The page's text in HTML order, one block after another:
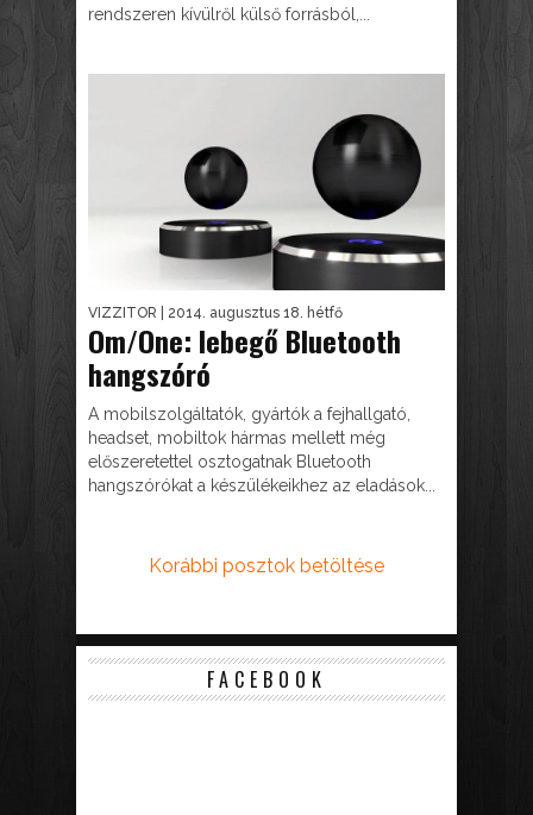
rendszeren kívülről külső forrásból,...
VIZZITOR | 2014. augusztus 18. hétfő
Om/One: lebegő Bluetooth
hangszóró
A mobilszolgáltatók, gyártók a fejhallgató,
headset, mobiltok hármas mellett még
előszeretettel osztogatnak Bluetooth
hangszórókat a készülékeikhez az eladások...
Korábbi posztok betöltése
FACEBOOK